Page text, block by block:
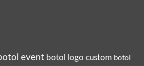
event botol logo custom botol